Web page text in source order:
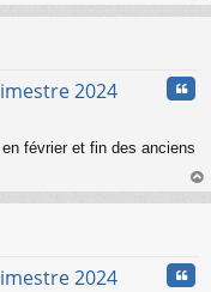
au
2024
février et fin des anciens
au
2024